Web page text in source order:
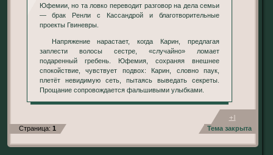
Юфемии, но та ловко переводит разговор на дела семьи
— брак Ренли с Кассандрой и благотворительные
проекты Гвиневры.
Напряжение нарастает, когда Карин, предлагая
заплести волосы сестре, «случайно» ломает
подаренный гребень. Юфемия, сохраняя внешнее
спокойствие, чувствует подвох: Карин, словно паук,
плетёт невидимую сеть, пытаясь выведать секреты.
Прощание сопровождается фальшивыми улыбками.
+1
Тема закрыта
Страница: 1